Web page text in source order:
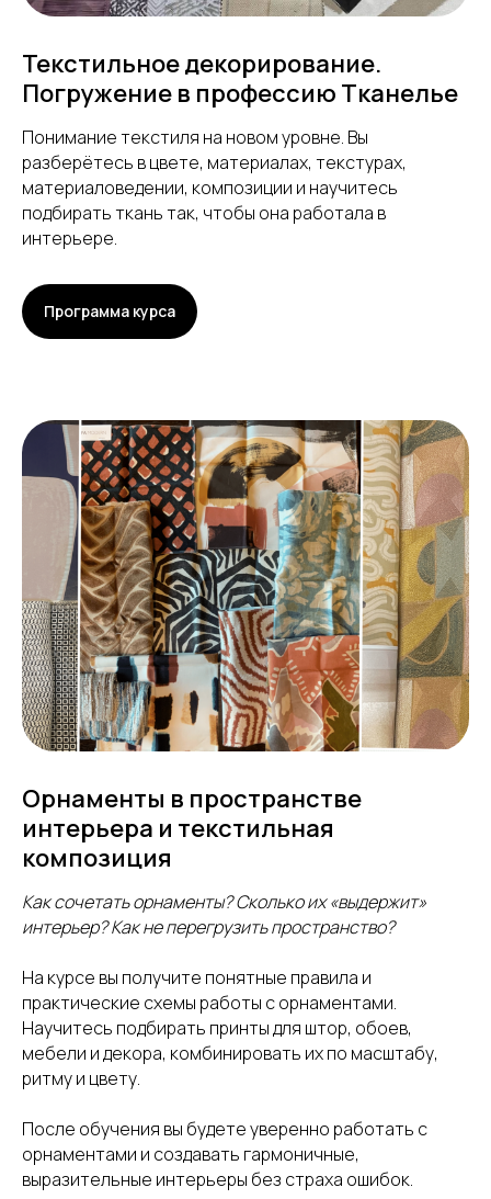
Текстильное декорирование.
Погружение в профессию Тканелье
Понимание текстиля на новом уровне. Вы
разберётесь в цвете, материалах, текстурах,
материаловедении, композиции и научитесь
подбирать ткань так, чтобы она работала в
интерьере.
Программа курса
Орнаменты в пространстве
интерьера и текстильная
композиция
Как сочетать орнаменты? Сколько их «выдержит»
интерьер? Как не перегрузить пространство?
На курсе вы получите понятные правила и
практические схемы работы с орнаментами.
Научитесь подбирать принты для штор, обоев,
мебели и декора, комбинировать их по масштабу,
ритму и цвету.
После обучения вы будете уверенно работать с
орнаментами и создавать гармоничные,
выразительные интерьеры без страха ошибок.